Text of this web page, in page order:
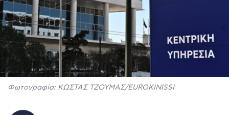
Φωτογραφία: ΚΩΣΤΑΣ ΤΖΟΥΜΑΣ/EUROKINISSI